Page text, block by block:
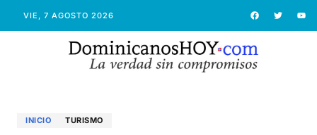
VIE, 7 AGOSTO 2026
INICIO TURISMO